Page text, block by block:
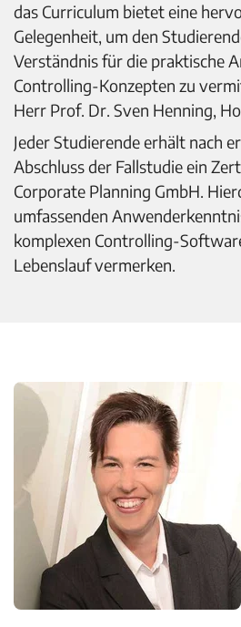
das Curriculum bietet eine
Gelegenheit, um den
Verständnis für die praktische
Controlling-Konzepten zu
Herr Prof. Dr. Sven Henning,
Jeder Studierende erhält nach
Abschluss der Fallstudie ein
Corporate Planning GmbH.
umfassenden
komplexen Controlling-
Lebenslauf vermerken.